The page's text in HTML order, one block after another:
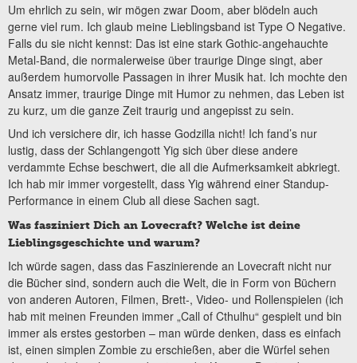
Um ehrlich zu sein, wir mögen zwar Doom, aber blödeln auch
gerne viel rum. Ich glaub meine Lieblingsband ist Type O Negative.
Falls du sie nicht kennst: Das ist eine stark Gothic-angehauchte
Metal-Band, die normalerweise über traurige Dinge singt, aber
außerdem humorvolle Passagen in ihrer Musik hat. Ich mochte den
Ansatz immer, traurige Dinge mit Humor zu nehmen, das Leben ist
zu kurz, um die ganze Zeit traurig und angepisst zu sein.
Und ich versichere dir, ich hasse Godzilla nicht! Ich fand’s nur
lustig, dass der Schlangengott Yig sich über diese andere
verdammte Echse beschwert, die all die Aufmerksamkeit abkriegt.
Ich hab mir immer vorgestellt, dass Yig während einer Standup-
Performance in einem Club all diese Sachen sagt.
Was fasziniert Dich an Lovecraft? Welche ist deine
Lieblingsgeschichte und warum?
Ich würde sagen, dass das Faszinierende an Lovecraft nicht nur
die Bücher sind, sondern auch die Welt, die in Form von Büchern
von anderen Autoren, Filmen, Brett-, Video- und Rollenspielen (ich
hab mit meinen Freunden immer „Call of Cthulhu“ gespielt und bin
immer als erstes gestorben – man würde denken, dass es einfach
ist, einen simplen Zombie zu erschießen, aber die Würfel sehen